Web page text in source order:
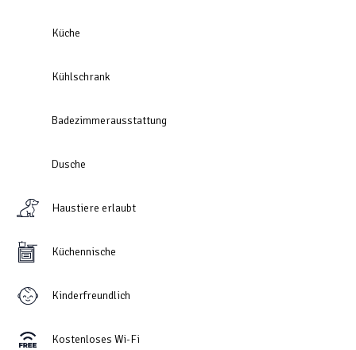
Küche
Kühlschrank
Badezimmerausstattung
Dusche
Haustiere erlaubt
Küchennische
Kinderfreundlich
Kostenloses Wi-Fi